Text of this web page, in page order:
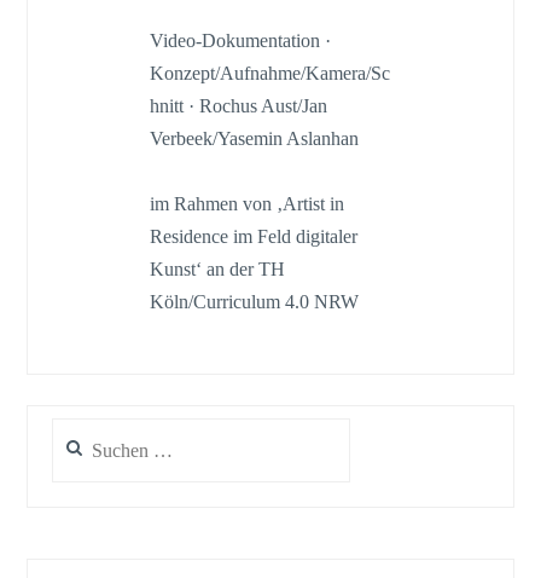
Video-Dokumentation ·
Konzept/Aufnahme/Kamera/Sc
hnitt · Rochus Aust/Jan
Verbeek/Yasemin Aslanhan
im Rahmen von ‚Artist in
Residence im Feld digitaler
Kunst‘ an der TH
Köln/Curriculum 4.0 NRW
nach: